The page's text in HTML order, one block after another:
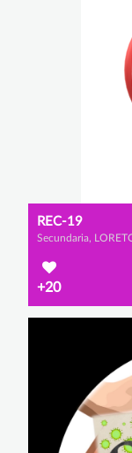
REC-19
+20